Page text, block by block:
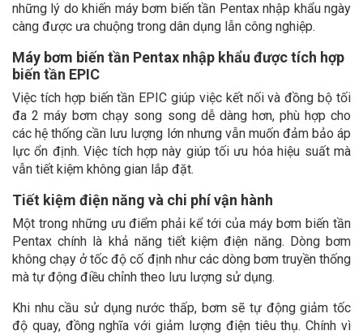
những lý do khiến máy bơm biến tần Pentax nhập khẩu ngày
càng được ưa chuộng trong dân dụng lẫn công nghiệp.
Máy bơm biến tần Pentax nhập khẩu được tích hợp
biến tần EPIC
Việc tích hợp biến tần EPIC giúp việc kết nối và đồng bộ tối
đa 2 máy bơm chạy song song dễ dàng hơn, phù hợp cho
các hệ thống cần lưu lượng lớn nhưng vẫn muốn đảm bảo áp
lực ổn định. Việc tích hợp này giúp tối ưu hóa hiệu suất mà
vẫn tiết kiệm không gian lắp đặt.
Tiết kiệm điện năng và chi phí vận hành
Một trong những ưu điểm phải kể tới của máy bơm biến tần
Pentax chính là khả năng tiết kiệm điện năng. Dòng bơm
không chạy ở tốc độ cố định như các dòng bơm truyền thống
mà tự động điều chỉnh theo lưu lượng sử dụng.
Khi nhu cầu sử dụng nước thấp, bơm sẽ tự động giảm tốc
độ quay, đồng nghĩa với giảm lượng điện tiêu thụ. Chính vì